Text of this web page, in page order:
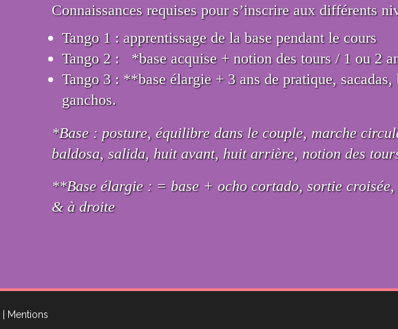
Connaissances requises pour s’inscrire aux différents
Tango 1 : apprentissage de la base pendant le cours
Tango 2 : *base acquise + notion des tours / 1 ou 2
Tango 3 : **base élargie + 3 ans de pratique, sacadas,
ganchos.
*Base : posture, équilibre dans le couple, marche
baldosa, salida, huit avant, huit arrière, notion des
**Base élargie : = base + ocho cortado, sortie croisée,
& à droite
| Mentions